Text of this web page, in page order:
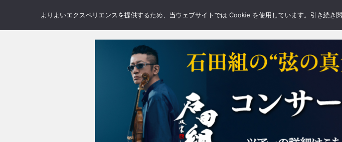
NEWS REVIEWS GALLERY BLOGS FEATURE
よりよいエクスペリエンスを提供するため、当ウェブサイトでは Cookie を使用しています。引き続き